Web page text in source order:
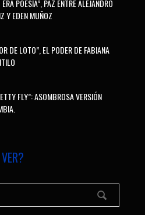
POESÍA”, PAZ ENTRE ALEJANDRO
Y EDEN MUÑOZ
DE LOTO”, EL PODER DE FABIANA
FLY”: ASOMBROSA VERSIÓN